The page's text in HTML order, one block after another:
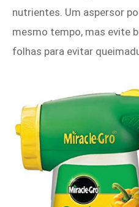
nutrientes. Um aspersor
mesmo tempo, mas evite
folhas para evitar